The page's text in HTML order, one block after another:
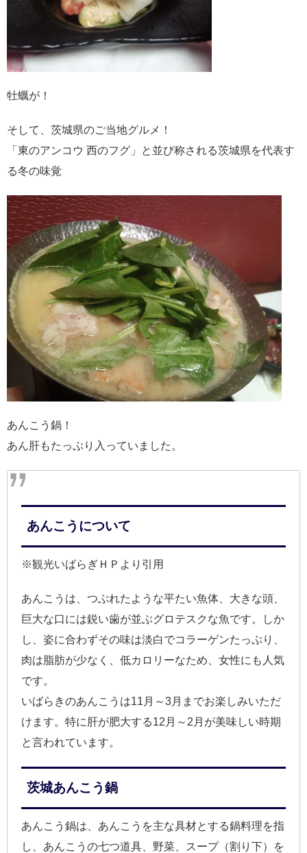
牡蠣が！
そして、茨城県のご当地グルメ！
「東のアンコウ 西のフグ」と並び称される茨城県を代表す
る冬の味覚
あんこう鍋！
あん肝もたっぷり入っていました。
あんこうについて
※観光いばらぎＨＰより引用
あんこうは、つぶれたような平たい魚体、大きな頭、
巨大な口には鋭い歯が並ぶグロテスクな魚です。しか
し、姿に合わずその味は淡白でコラーゲンたっぷり、
肉は脂肪が少なく、低カロリーなため、女性にも人気
です。
いばらきのあんこうは11月～3月までお楽しみいただ
けます。特に肝が肥大する12月～2月が美味しい時期
と言われています。
茨城あんこう鍋
あんこう鍋は、あんこうを主な具材とする鍋料理を指
し、あんこうの七つ道具、野菜、スープ（割り下）を